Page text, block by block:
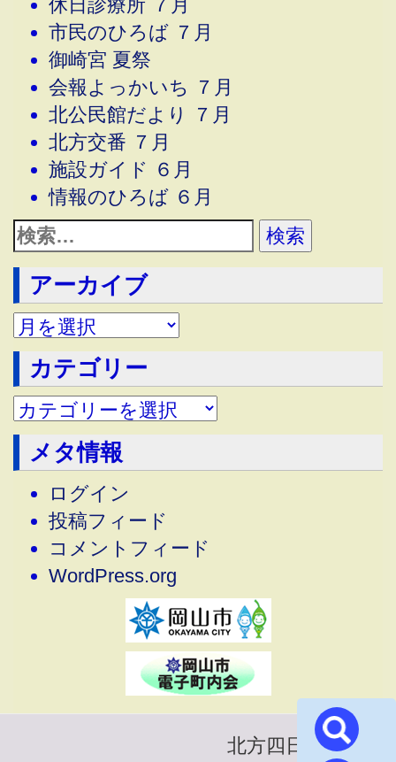
休日診療所 ７月
市民のひろば ７月
御崎宮 夏祭
会報よっかいち ７月
北公民館だより ７月
北方交番 ７月
施設ガイド ６月
情報のひろば ６月
アーカイブ
アーカイブ
カテゴリー
メタ情報
ログイン
投稿フィード
コメントフィード
WordPress.org
北方四日市町内会